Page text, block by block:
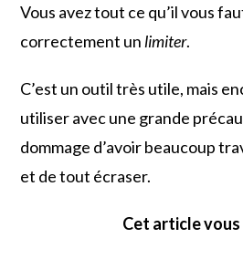
Vous avez tout ce qu’il vous
correctement un limiter.
C’est un outil très utile, mais
utiliser avec une grande
dommage d’avoir beaucoup
et de tout écraser.
Cet article vous